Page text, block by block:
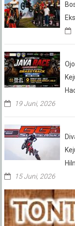
19 Juni, 2026
15 Juni, 2026